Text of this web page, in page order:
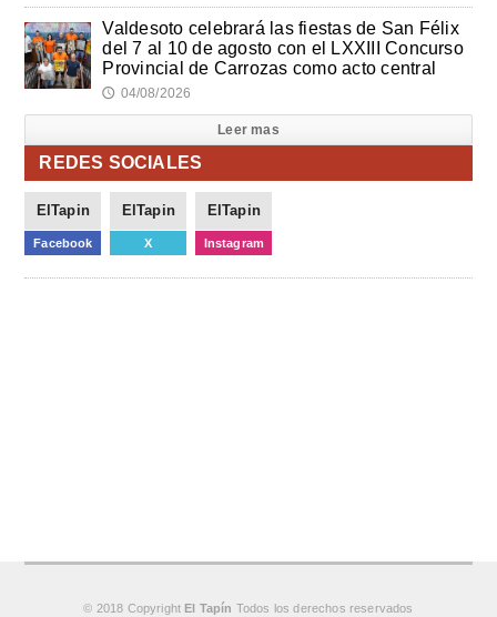
Valdesoto celebrará las fiestas de San Félix
del 7 al 10 de agosto con el LXXIII Concurso
Provincial de Carrozas como acto central
🕔 04/08/2026
Leer mas
REDES SOCIALES
ElTapin
Facebook
ElTapin
X
ElTapin
Instagram
© 2018 Copyright El Tapín Todos los derechos reservados